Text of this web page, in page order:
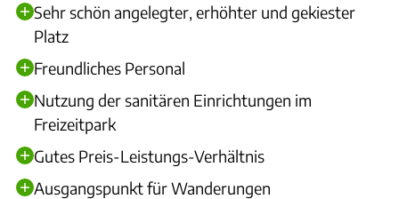
Sehr schön angelegter, erhöhter und gekiester
Platz
Freundliches Personal
Nutzung der sanitären Einrichtungen im
Freizeitpark
Gutes Preis-Leistungs-Verhältnis
Ausgangspunkt für Wanderungen